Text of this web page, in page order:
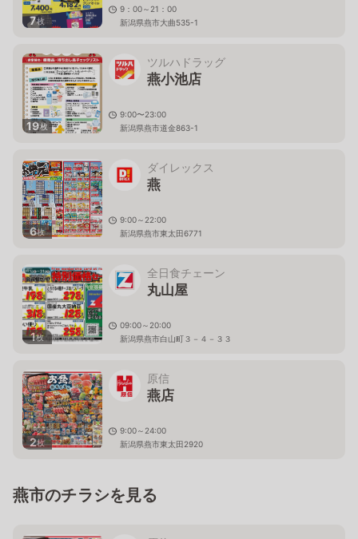
7枚
9：00～21：00
新潟県燕市大曲535-1
19枚
ツルハドラッグ
燕小池店
9:00〜23:00
新潟県燕市道金863-1
6枚
ダイレックス
燕
9:00～22:00
新潟県燕市東太田6771
1枚
全日食チェーン
丸山屋
09:00～20:00
新潟県燕市白山町３－４－３３
2枚
原信
燕店
9:00～24:00
新潟県燕市東太田2920
燕市のチラシを見る